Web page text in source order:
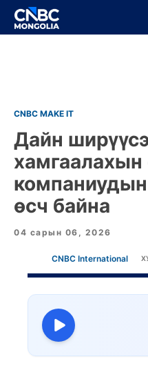
BREAKING
CNBC MAKE IT
Дайн
хамгаалахын
өсч байна
04 сарын 06, 2026
CNBC International